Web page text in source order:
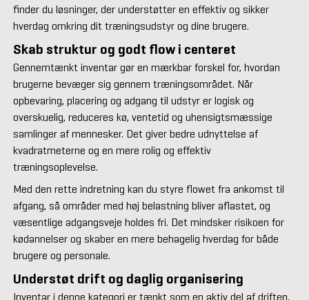
finder du løsninger, der understøtter en effektiv og sikker
hverdag omkring dit træningsudstyr og dine brugere.
Skab struktur og godt flow i centeret
Gennemtænkt inventar gør en mærkbar forskel for, hvordan
brugerne bevæger sig gennem træningsområdet. Når
opbevaring, placering og adgang til udstyr er logisk og
overskuelig, reduceres kø, ventetid og uhensigtsmæssige
samlinger af mennesker. Det giver bedre udnyttelse af
kvadratmeterne og en mere rolig og effektiv
træningsoplevelse.
Med den rette indretning kan du styre flowet fra ankomst til
afgang, så områder med høj belastning bliver aflastet, og
væsentlige adgangsveje holdes fri. Det mindsker risikoen for
kødannelser og skaber en mere behagelig hverdag for både
brugere og personale.
Understøt drift og daglig organisering
Inventar i denne kategori er tænkt som en aktiv del af driften,